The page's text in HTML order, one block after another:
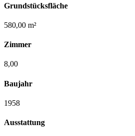
Grundstücksfläche
580,00 m²
Zimmer
8,00
Baujahr
1958
Ausstattung